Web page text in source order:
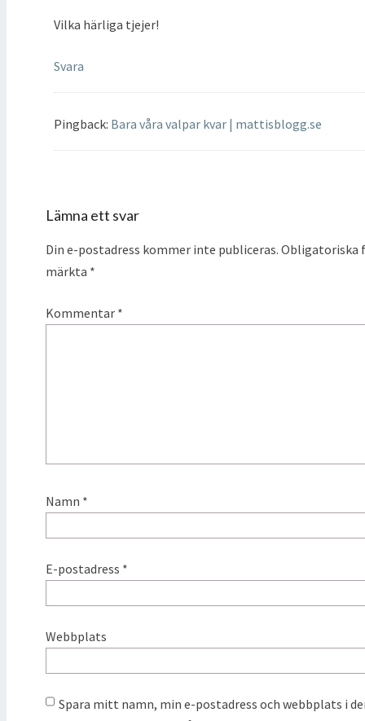
Vilka härliga tjejer!
Svara
Pingback: Bara våra valpar kvar | mattisblogg.se
Lämna ett svar
Din e-postadress kommer inte publiceras. Obligatoriska
märkta *
Kommentar *
Namn *
E-postadress *
Webbplats
Spara mitt namn, min e-postadress och webbplats i